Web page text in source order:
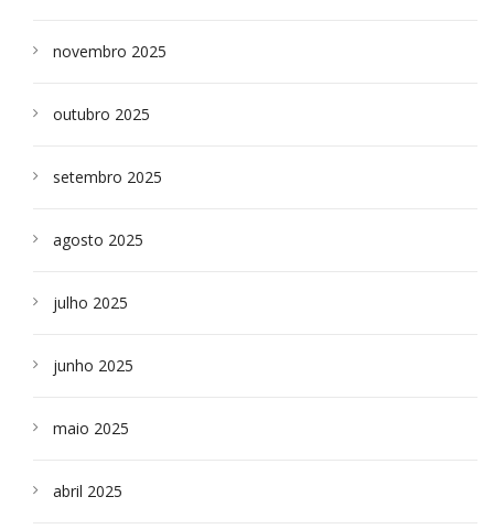
novembro 2025
outubro 2025
setembro 2025
agosto 2025
julho 2025
junho 2025
maio 2025
abril 2025